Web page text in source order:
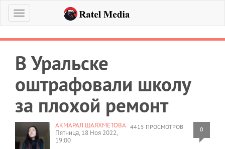
Меню
В Уральске
оштрафовали школу
за плохой ремонт
4415 ПРОСМОТРОВ 0
АКМАРАЛ ШАЯХМЕТОВА
Пятница, 18 Ноя 2022,
19:00